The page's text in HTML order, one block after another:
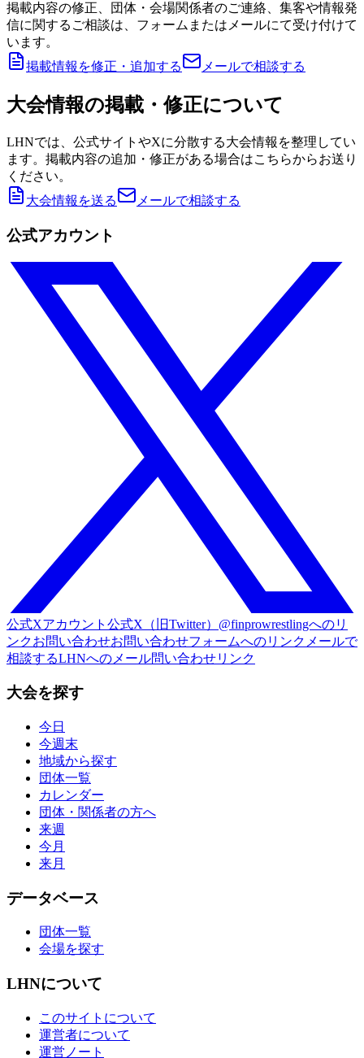
掲載内容の修正、団体・会場関係者のご連絡、集客や情報発
信に関するご相談は、フォームまたはメールにて受け付けて
います。
掲載情報を修正・追加する
メールで相談する
大会情報の掲載・修正について
LHNでは、公式サイトやXに分散する大会情報を整理してい
ます。掲載内容の追加・修正がある場合はこちらからお送り
ください。
大会情報を送る
メールで相談する
公式アカウント
公式Xアカウント 公式X（旧Twitter）@finprowrestlingへのリ
ンクお問い合わせお問い合わせフォームへのリンク メールで
相談するLHNへのメール問い合わせリンク
大会を探す
今日
今週末
地域から探す
団体一覧
カレンダー
団体・関係者の方へ
来週
今月
来月
データベース
団体一覧
会場を探す
LHNについて
このサイトについて
運営者について
運営ノート